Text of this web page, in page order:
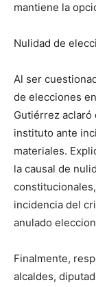
mantiene la
Nulidad de
Al ser
de elecciones
Gutiérrez aclaró
instituto ante
materiales.
la causal de
incidencia del
anulado
Finalmente,
alcaldes,